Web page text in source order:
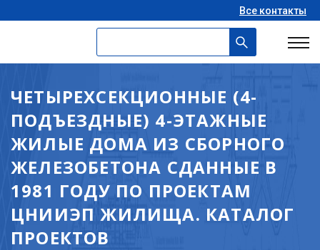
Все контакты
ЧЕТЫРЕХСЕКЦИОННЫЕ (4-
ПОДЪЕЗДНЫЕ) 4-ЭТАЖНЫЕ
ЖИЛЫЕ ДОМА ИЗ СБОРНОГО
ЖЕЛЕЗОБЕТОНА СДАННЫЕ В
1981 ГОДУ ПО ПРОЕКТАМ
ЦНИИЭП ЖИЛИЩА. КАТАЛОГ
ПРОЕКТОВ